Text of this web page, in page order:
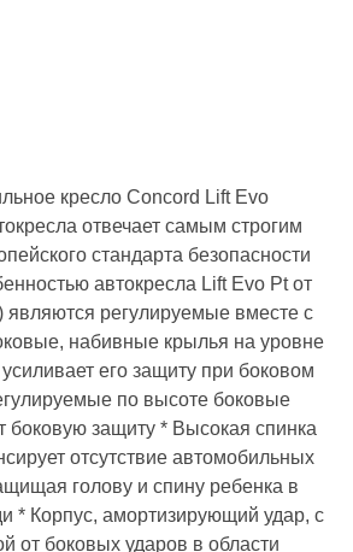
кресло Concord Lift Evo
отвечает самым строгим
стандарта безопасности
автокресла Lift Evo Pt от
являются регулируемые вместе с
набивные крылья на уровне
его защиту при боковом
по высоте боковые
боковую защиту * Высокая спинка
отсутствие автомобильных
голову и спину ребенка в
* Корпус, амортизирующий удар, с
от боковых ударов в области